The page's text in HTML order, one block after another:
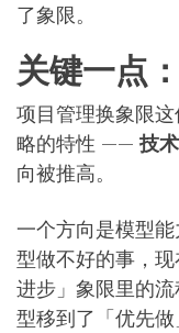
了象限。
关键一点
项目管理换象限
略的特性 —— 技
向被推高。
一个方向是模型
型做不好的事，
进步」象限里的
型移到了「优先做